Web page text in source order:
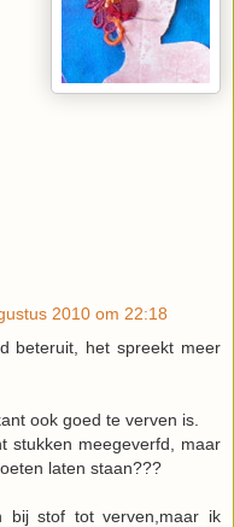
2010 om 22:18
beteruit, het spreekt meer
ook goed te verven is.
stukken meegeverfd, maar
laten staan???
bij stof tot verven,maar ik